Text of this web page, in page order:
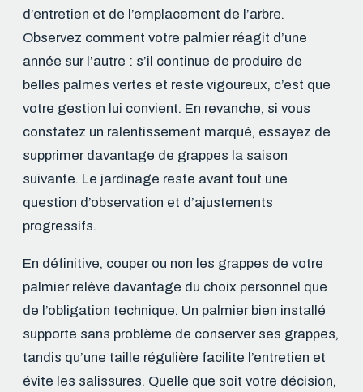
d’entretien et de l’emplacement de l’arbre.
Observez comment votre palmier réagit d’une
année sur l’autre : s’il continue de produire de
belles palmes vertes et reste vigoureux, c’est que
votre gestion lui convient. En revanche, si vous
constatez un ralentissement marqué, essayez de
supprimer davantage de grappes la saison
suivante. Le jardinage reste avant tout une
question d’observation et d’ajustements
progressifs.
En définitive, couper ou non les grappes de votre
palmier relève davantage du choix personnel que
de l’obligation technique. Un palmier bien installé
supporte sans problème de conserver ses grappes,
tandis qu’une taille régulière facilite l’entretien et
évite les salissures. Quelle que soit votre décision,